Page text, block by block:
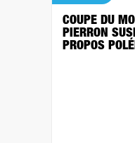
COUPE DU
PIERRON
PROPOS